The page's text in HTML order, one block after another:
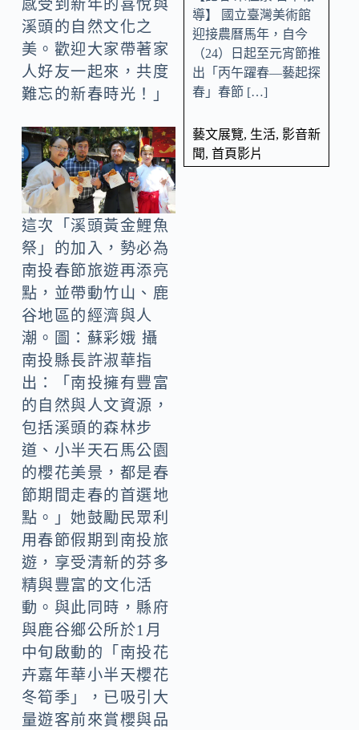
感受到新年的喜悅與
溪頭的自然文化之
美。歡迎大家帶著家
人好友一起來，共度
難忘的新春時光！」
這次「溪頭黃金鯉魚
祭」的加入，勢必為
南投春節旅遊再添亮
點，並帶動竹山、鹿
谷地區的經濟與人
潮。圖：蘇彩娥 攝
南投縣長許淑華指
出：「南投擁有豐富
的自然與人文資源，
包括溪頭的森林步
道、小半天石馬公園
的櫻花美景，都是春
節期間走春的首選地
點。」她鼓勵民眾利
用春節假期到南投旅
遊，享受清新的芬多
精與豐富的文化活
動。與此同時，縣府
與鹿谷鄉公所於1月
中旬啟動的「南投花
卉嘉年華小半天櫻花
冬筍季」，已吸引大
量遊客前來賞櫻與品
導】 國立臺灣美術館
迎接農曆馬年，自今
（24）日起至元宵節推
出「丙午躍春—藝起探
春」春節 […]
藝文展覽, 生活, 影音新
聞, 首頁影片